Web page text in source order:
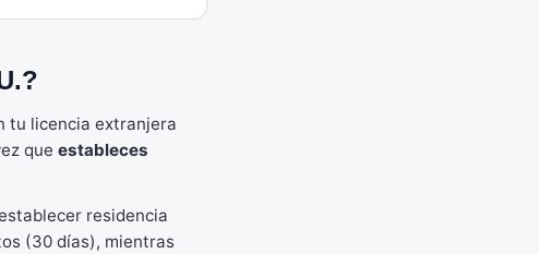
tu licencia extranjera
que estableces
residencia
(30 días), mientras